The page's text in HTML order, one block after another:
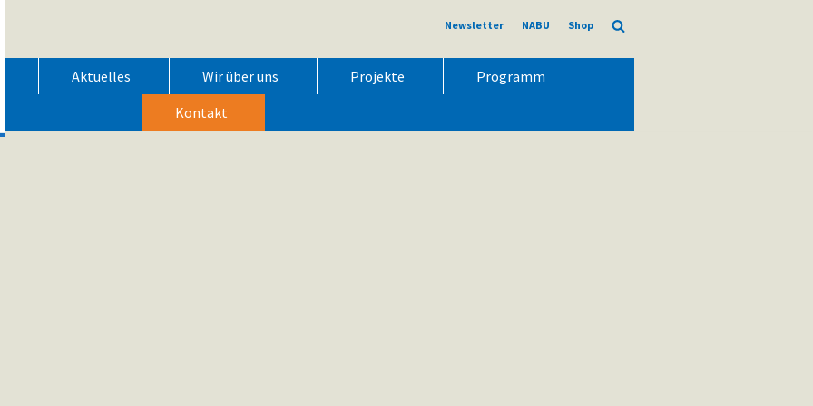
Newsletter NABU Shop
Aktuelles Wir über uns Projekte
Programm
Kontakt